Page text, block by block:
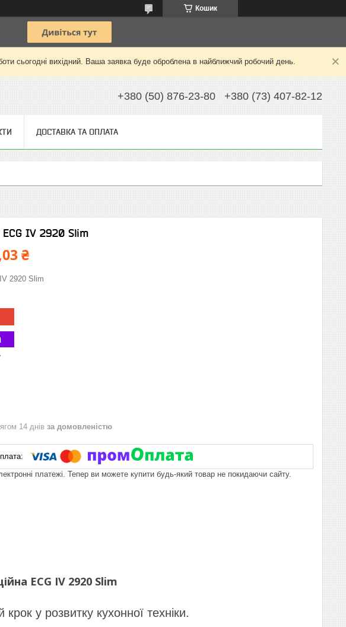
Кошик
сьогодні вихідний. Ваша заявка буде оброблена в найближчий робочий день.
+380 (50) 876-23-80 +380 (73) 407-82-12
ДОСТАВКА ТА ОПЛАТА
ECG IV 2920 Slim
₴
2920 Slim
14 днів за домовленістю
платежі. Тепер ви можете купити будь-який товар не покидаючи сайту.
ECG IV 2920 Slim
у розвитку кухонної техніки.